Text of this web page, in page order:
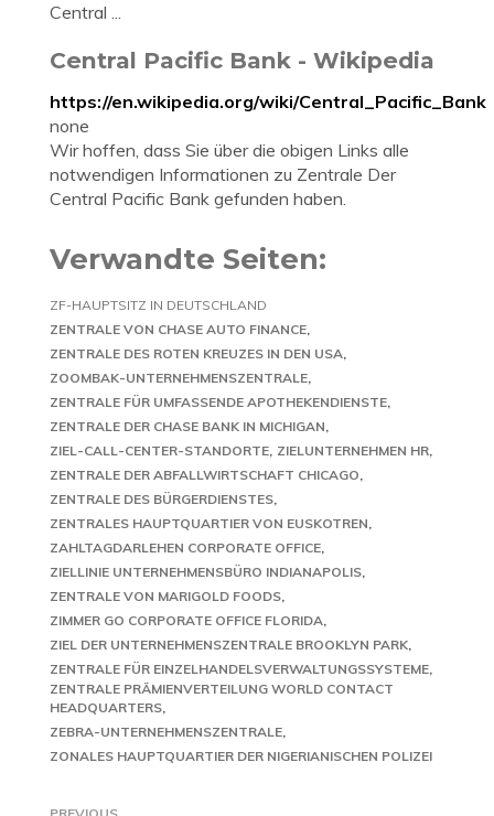
Central ...
Central Pacific Bank - Wikipedia
https://en.wikipedia.org/wiki/Central_Pacific_Bank
none
Wir hoffen, dass Sie über die obigen Links alle
notwendigen Informationen zu Zentrale Der
Central Pacific Bank gefunden haben.
Verwandte Seiten:
ZF-HAUPTSITZ IN DEUTSCHLAND
ZENTRALE VON CHASE AUTO FINANCE
ZENTRALE DES ROTEN KREUZES IN DEN USA
ZOOMBAK-UNTERNEHMENSZENTRALE
ZENTRALE FÜR UMFASSENDE APOTHEKENDIENSTE
ZENTRALE DER CHASE BANK IN MICHIGAN
ZIEL-CALL-CENTER-STANDORTE ZIELUNTERNEHMEN HR
ZENTRALE DER ABFALLWIRTSCHAFT CHICAGO
ZENTRALE DES BÜRGERDIENSTES
ZENTRALES HAUPTQUARTIER VON EUSKOTREN
ZAHLTAGDARLEHEN CORPORATE OFFICE
ZIELLINIE UNTERNEHMENSBÜRO INDIANAPOLIS
ZENTRALE VON MARIGOLD FOODS
ZIMMER GO CORPORATE OFFICE FLORIDA
ZIEL DER UNTERNEHMENSZENTRALE BROOKLYN PARK
ZENTRALE FÜR EINZELHANDELSVERWALTUNGSSYSTEME
ZENTRALE PRÄMIENVERTEILUNG WORLD CONTACT
HEADQUARTERS
ZEBRA-UNTERNEHMENSZENTRALE
ZONALES HAUPTQUARTIER DER NIGERIANISCHEN POLIZEI